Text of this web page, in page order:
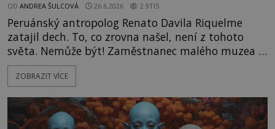
OD ANDREA ŠULCOVÁ 26.6.2026 2.9TIS
Peruánský antropolog Renato Davila Riquelme
zatajil dech. To, co zrovna našel, není z tohoto
světa. Nemůže být! Zaměstnanec malého muzea v
peruánském městečku Andahuaylillas nedaleko
legendárního Cuzca pomalu sestupuje z posvátné
Právě nalezl ostatky dvou mimozemšťanů! Vědci
nad nálezem kroutí hlavou. Už na
ZOBRAZIT VÍCE